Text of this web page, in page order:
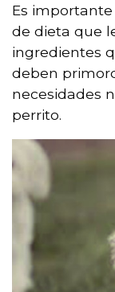
Es
de dieta que
ingredientes
deben
necesidades
perrito.